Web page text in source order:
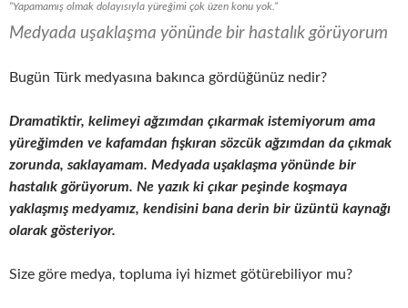
“Yapamamış olmak dolayısıyla yüreğimi çok üzen konu yok.”
Medyada uşaklaşma yönünde bir hastalık görüyorum
Bugün Türk medyasına bakınca gördüğünüz nedir?
Dramatiktir, kelimeyi ağzımdan çıkarmak istemiyorum ama
yüreğimden ve kafamdan fışkıran sözcük ağzımdan da çıkmak
zorunda, saklayamam. Medyada uşaklaşma yönünde bir
hastalık görüyorum. Ne yazık ki çıkar peşinde koşmaya
yaklaşmış medyamız, kendisini bana derin bir üzüntü kaynağı
olarak gösteriyor.
Size göre medya, topluma iyi hizmet götürebiliyor mu?